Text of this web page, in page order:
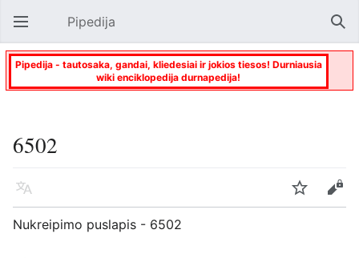
Atverti pagrindinį meniu Pipedija
Pipedija - tautosaka, gandai, kliedesiai ir jokios tiesos! Durniausia
wiki enciklopedija durnapedija!
6502
Kalba Stebėti
Keisti
Nukreipimo puslapis - 6502